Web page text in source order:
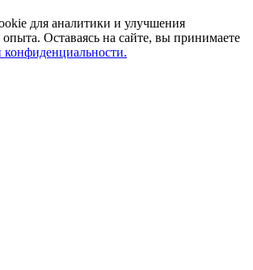
для аналитики и улучшения
опыта. Оставаясь на сайте, вы принимаете